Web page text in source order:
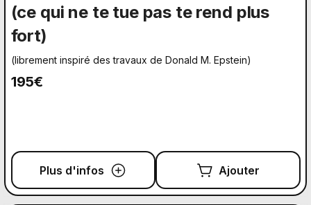
(ce qui ne te tue pas te rend plus
fort)
(librement inspiré des travaux de Donald M. Epstein)
195€
Plus d'infos Ajouter